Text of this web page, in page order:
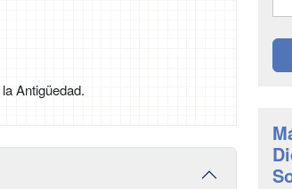
Antigüedad.